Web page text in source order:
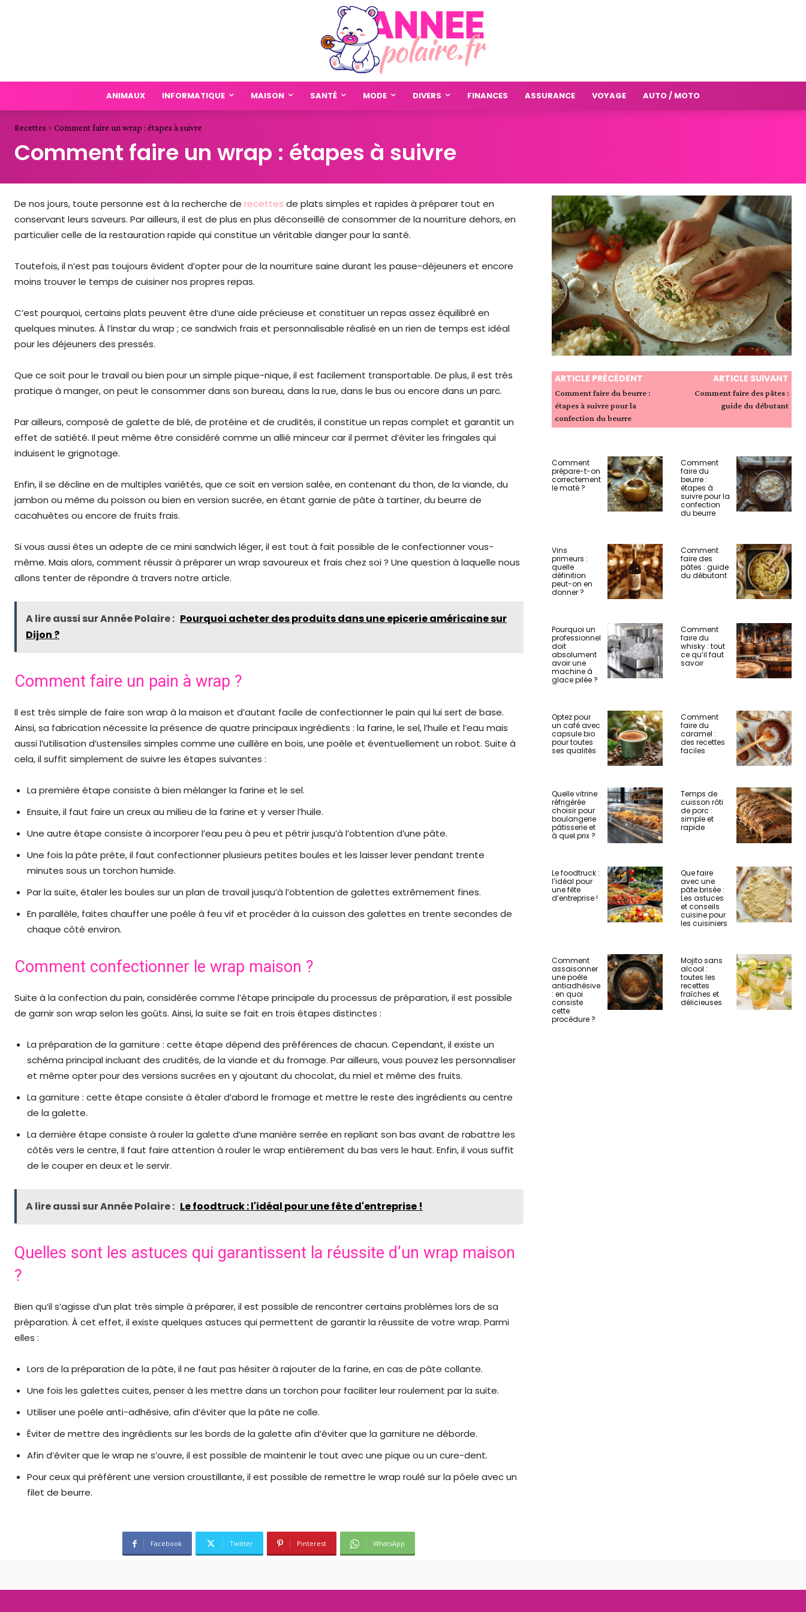
ANIMAUX INFORMATIQUE MAISON SANTÉ MODE DIVERS FINANCES ASSURANCE VOYAGE AUTO / MOTO
Recettes Comment faire un wrap : étapes à suivre
Comment faire un wrap : étapes à suivre
De nos jours, toute personne est à la recherche de recettes de plats simples et rapides à préparer tout en
conservant leurs saveurs. Par ailleurs, il est de plus en plus déconseillé de consommer de la nourriture dehors, en
particulier celle de la restauration rapide qui constitue un véritable danger pour la santé.
Toutefois, il n’est pas toujours évident d’opter pour de la nourriture saine durant les pause-déjeuners et encore
moins trouver le temps de cuisiner nos propres repas.
C’est pourquoi, certains plats peuvent être d’une aide précieuse et constituer un repas assez équilibré en
quelques minutes. À l’instar du wrap ; ce sandwich frais et personnalisable réalisé en un rien de temps est idéal
pour les déjeuners des pressés.
Que ce soit pour le travail ou bien pour un simple pique-nique, il est facilement transportable. De plus, il est très
pratique à manger, on peut le consommer dans son bureau, dans la rue, dans le bus ou encore dans un parc.
Par ailleurs, composé de galette de blé, de protéine et de crudités, il constitue un repas complet et garantit un
effet de satiété. Il peut même être considéré comme un allié minceur car il permet d’éviter les fringales qui
induisent le grignotage.
Enfin, il se décline en de multiples variétés, que ce soit en version salée, en contenant du thon, de la viande, du
jambon ou même du poisson ou bien en version sucrée, en étant garnie de pâte à tartiner, du beurre de
cacahuètes ou encore de fruits frais.
Si vous aussi êtes un adepte de ce mini sandwich léger, il est tout à fait possible de le confectionner vous-
même. Mais alors, comment réussir à préparer un wrap savoureux et frais chez soi ? Une question à laquelle nous
allons tenter de répondre à travers notre article.
A lire aussi sur Année Polaire : Pourquoi acheter des produits dans une epicerie américaine sur
Dijon ?
Comment faire un pain à wrap ?
Il est très simple de faire son wrap à la maison et d’autant facile de confectionner le pain qui lui sert de base.
Ainsi, sa fabrication nécessite la présence de quatre principaux ingrédients : la farine, le sel, l’huile et l’eau mais
aussi l’utilisation d’ustensiles simples comme une cuillère en bois, une poêle et éventuellement un robot. Suite à
cela, il suffit simplement de suivre les étapes suivantes :
La première étape consiste à bien mélanger la farine et le sel.
Ensuite, il faut faire un creux au milieu de la farine et y verser l’huile.
Une autre étape consiste à incorporer l’eau peu à peu et pétrir jusqu’à l’obtention d’une pâte.
Une fois la pâte prête, il faut confectionner plusieurs petites boules et les laisser lever pendant trente
minutes sous un torchon humide.
Par la suite, étaler les boules sur un plan de travail jusqu’à l’obtention de galettes extrêmement fines.
En parallèle, faites chauffer une poêle à feu vif et procéder à la cuisson des galettes en trente secondes de
chaque côté environ.
Comment confectionner le wrap maison ?
Suite à la confection du pain, considérée comme l’étape principale du processus de préparation, il est possible
de garnir son wrap selon les goûts. Ainsi, la suite se fait en trois étapes distinctes :
La préparation de la garniture : cette étape dépend des préférences de chacun. Cependant, il existe un
schéma principal incluant des crudités, de la viande et du fromage. Par ailleurs, vous pouvez les personnaliser
et même opter pour des versions sucrées en y ajoutant du chocolat, du miel et même des fruits.
La garniture : cette étape consiste à étaler d’abord le fromage et mettre le reste des ingrédients au centre
de la galette.
La dernière étape consiste à rouler la galette d’une manière serrée en repliant son bas avant de rabattre les
côtés vers le centre, Il faut faire attention à rouler le wrap entièrement du bas vers le haut. Enfin, il vous suffit
de le couper en deux et le servir.
A lire aussi sur Année Polaire : Le foodtruck : l'idéal pour une fête d'entreprise !
Quelles sont les astuces qui garantissent la réussite d’un wrap maison
?
Bien qu’il s’agisse d’un plat très simple à préparer, il est possible de rencontrer certains problèmes lors de sa
préparation. À cet effet, il existe quelques astuces qui permettent de garantir la réussite de votre wrap. Parmi
elles :
Lors de la préparation de la pâte, il ne faut pas hésiter à rajouter de la farine, en cas de pâte collante.
Une fois les galettes cuites, penser à les mettre dans un torchon pour faciliter leur roulement par la suite.
Utiliser une poêle anti-adhésive, afin d’éviter que la pâte ne colle.
Éviter de mettre des ingrédients sur les bords de la galette afin d’éviter que la garniture ne déborde.
Afin d’éviter que le wrap ne s’ouvre, il est possible de maintenir le tout avec une pique ou un cure-dent.
Pour ceux qui préfèrent une version croustillante, il est possible de remettre le wrap roulé sur la pôele avec un
filet de beurre.
Facebook Twitter Pinterest WhatsApp
ARTICLE PRÉCÉDENT
Comment faire du beurre :
étapes à suivre pour la
confection du beurre
ARTICLE SUIVANT
Comment faire des pâtes :
guide du débutant
Comment
prépare-t-on
correctement
le maté ?
Comment
faire du
beurre :
étapes à
suivre pour la
confection
du beurre
Vins
primeurs :
quelle
définition
peut-on en
donner ?
Comment
faire des
pâtes : guide
du débutant
Pourquoi un
professionnel
doit
absolument
avoir une
machine à
glace pilée ?
Comment
faire du
whisky : tout
ce qu’il faut
savoir
Optez pour
un café avec
capsule bio
pour toutes
ses qualités
Comment
faire du
caramel :
des recettes
faciles
Quelle vitrine
réfrigérée
choisir pour
boulangerie
pâtisserie et
à quel prix ?
Temps de
cuisson rôti
de porc :
simple et
rapide
Le foodtruck :
l’idéal pour
une fête
d’entreprise !
Que faire
avec une
pâte brisée :
Les astuces
et conseils
cuisine pour
les cuisiniers
Comment
assaisonner
une poêle
antiadhésive
: en quoi
consiste
cette
procédure ?
Mojito sans
alcool :
toutes les
recettes
fraîches et
délicieuses